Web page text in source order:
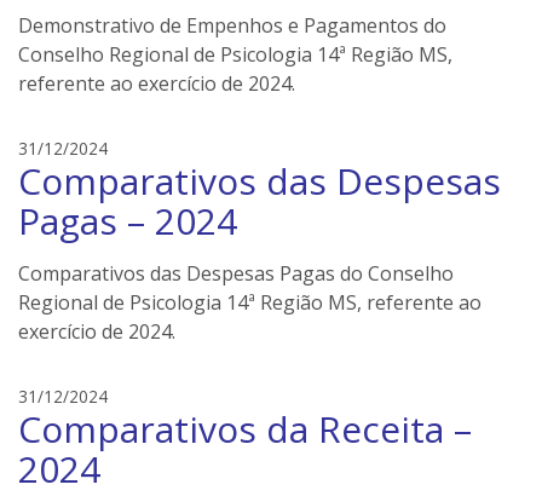
e
i
l
Demonstrativo de Empenhos e Pagamentos do
Conselho Regional de Psicologia 14ª Região MS,
referente ao exercício de 2024.
31/12/2024e
d
s
o
e
i
l
Comparativos das Despesas
Pagas – 2024
Comparativos das Despesas Pagas do Conselho
Regional de Psicologia 14ª Região MS, referente ao
exercício de 2024.
31/12/2024e
d
s
Comparativos da Receita –
2024